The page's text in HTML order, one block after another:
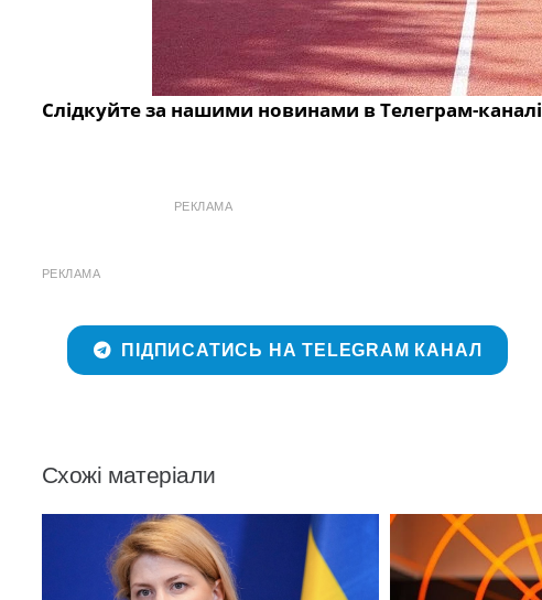
Слідкуйте за нашими новинами в Телеграм-каналі
РЕКЛАМА
РЕКЛАМА
ПІДПИСАТИСЬ НА TELEGRAM КАНАЛ
Схожі матеріали